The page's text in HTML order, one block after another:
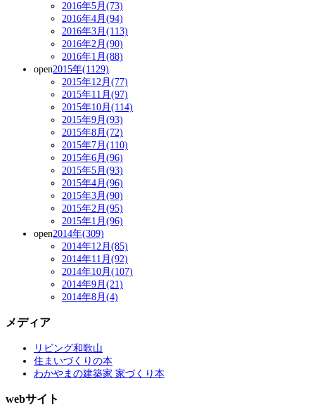
2016年5月(73)
2016年4月(94)
2016年3月(113)
2016年2月(90)
2016年1月(88)
open2015年(1129)
2015年12月(77)
2015年11月(97)
2015年10月(114)
2015年9月(93)
2015年8月(72)
2015年7月(110)
2015年6月(96)
2015年5月(93)
2015年4月(96)
2015年3月(90)
2015年2月(95)
2015年1月(96)
open2014年(309)
2014年12月(85)
2014年11月(92)
2014年10月(107)
2014年9月(21)
2014年8月(4)
メディア
リビング和歌山
住まいづくりの本
わかやまの建築家 家づくり本
webサイト